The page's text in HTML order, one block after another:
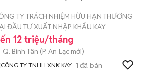
TY TRÁCH NHIỆM HỮU HẠN THƯƠNG
ĐẦU TƯ XUẤT NHẬP KHẨU KAY
12 triệu/tháng
Q. Bình Tân (P. An Lạc mới)
CÔNG TY TNHH XNK KAY 1 đã bán